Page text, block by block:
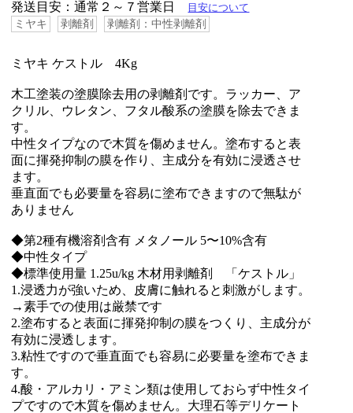
発送目安：通常２～７営業日 目安について
ミヤキ 剥離剤 剥離剤：中性剥離剤
ミヤキ ケストル 4Kg
木工塗装の塗膜除去用の剥離剤です。ラッカー、ア
クリル、ウレタン、フタル酸系の塗膜を除去できま
す。
中性タイプなので木質を傷めません。塗布すると表
面に揮発抑制の膜を作り、主成分を有効に浸透させ
ます。
垂直面でも必要量を容易に塗布できますので無駄が
ありません
◆第2種有機溶剤含有 メタノール 5〜10%含有
◆中性タイプ
◆標準使用量 1.25u/kg 木材用剥離剤 「ケストル」
1.浸透力が強いため、皮膚に触れると刺激がします。
→素手での使用は厳禁です
2.塗布すると表面に揮発抑制の膜をつくり、主成分が
有効に浸透します。
3.粘性ですので垂直面でも容易に必要量を塗布できま
す。
4.酸・アルカリ・アミン類は使用しておらず中性タイ
プですので木質を傷めません。大理石等デリケート